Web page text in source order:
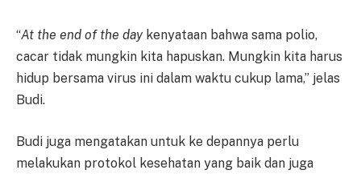
“At the end of the daykenyataan bahwa sama polio,
cacar tidak mungkin kita hapuskan. Mungkin kita harus
hidup bersama virus ini dalam waktu cukup lama,” jelas
Budi.
Budi juga mengatakan untuk ke depannya perlu
melakukan protokol kesehatan yang baik dan juga